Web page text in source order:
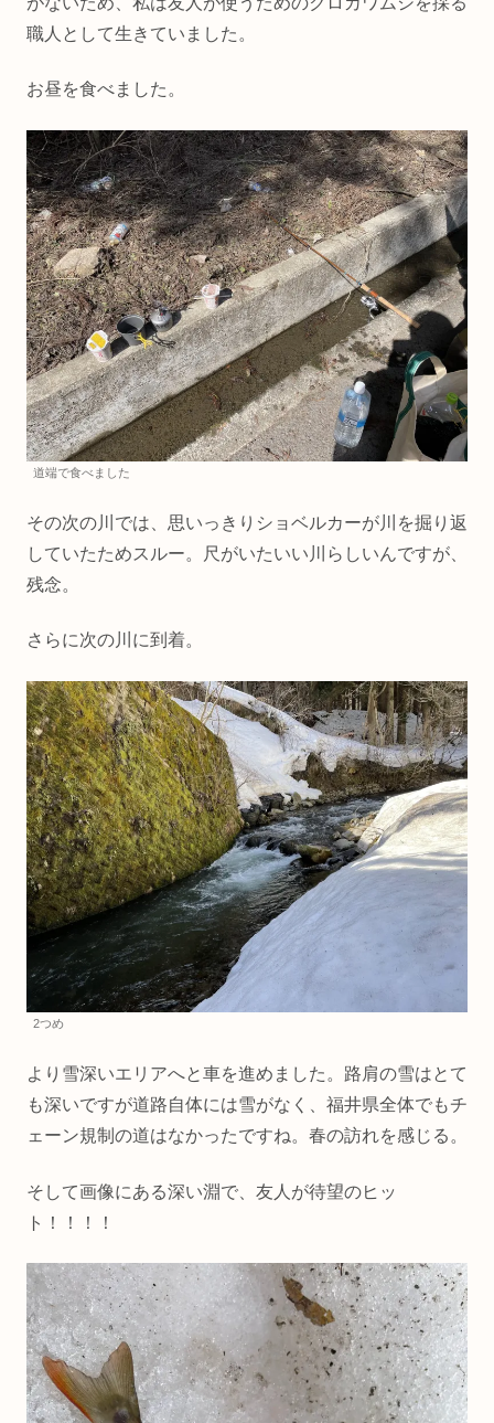
職人として生きていました。
お昼を食べました。
道端で食べました
その次の川では、思いっきりショベルカーが川を掘り返
していたためスルー。尺がいたいい川らしいんですが、
残念。
さらに次の川に到着。
2つめ
より雪深いエリアへと車を進めました。路肩の雪はとて
も深いですが道路自体には雪がなく、福井県全体でもチ
ェーン規制の道はなかったですね。春の訪れを感じる。
そして画像にある深い淵で、友人が待望のヒッ
ト！！！！